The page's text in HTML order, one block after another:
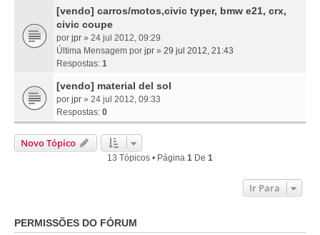
[vendo] carros/motos,civic typer, bmw e21, crx,
civic coupe
por jpr » 24 jul 2012, 09:29
Última Mensagem por jpr » 29 jul 2012, 21:43
Respostas: 1
[vendo] material del sol
por jpr » 24 jul 2012, 09:33
Respostas: 0
Novo Tópico
13 Tópicos • Página 1 De 1
Ir Para
PERMISSÕES DO FÓRUM